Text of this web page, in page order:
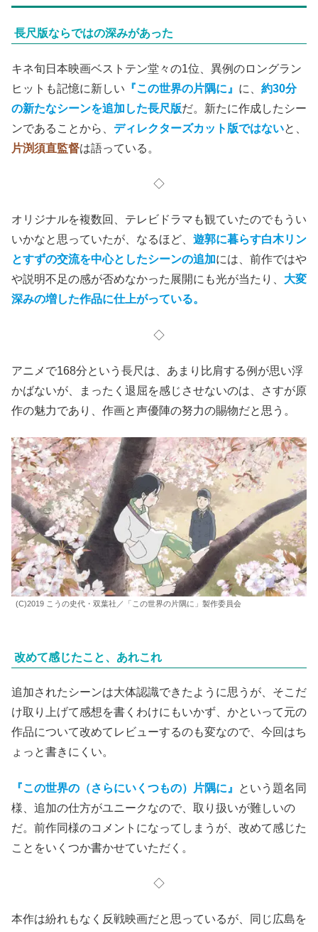
長尺版ならではの深みがあった
キネ旬日本映画ベストテン堂々の1位、異例のロングラン
ヒットも記憶に新しい 『この世界の片隅に』 に、 約30分
の新たなシーンを追加した長尺版だ。新たに作成したシー
ンであることから、 ディレクターズカット版ではないと、
片渕須直監督は語っている。
◇
オリジナルを複数回、テレビドラマも観ていたのでもうい
いかなと思っていたが、なるほど、 遊郭に暮らす白木リン
とすずの交流を中心としたシーンの追加には、前作ではや
や説明不足の感が否めなかった展開にも光が当たり、 大変
深みの増した作品に仕上がっている。
◇
アニメで168分という長尺は、あまり比肩する例が思い浮
かばないが、まったく退屈を感じさせないのは、さすが原
作の魅力であり、作画と声優陣の努力の賜物だと思う。
(C)2019 こうの史代・双葉社／「この世界の片隅に」製作委員会
改めて感じたこと、あれこれ
追加されたシーンは大体認識できたように思うが、そこだ
け取り上げて感想を書くわけにもいかず、かといって元の
作品について改めてレビューするのも変なので、今回はち
ょっと書きにくい。
『この世界の（さらにいくつもの）片隅に』
という題名同
様、追加の仕方がユニークなので、取り扱いが難しいの
だ。前作同様のコメントになってしまうが、改めて感じた
ことをいくつか書かせていただく。
◇
本作は紛れもなく反戦映画だと思っているが、同じ広島を